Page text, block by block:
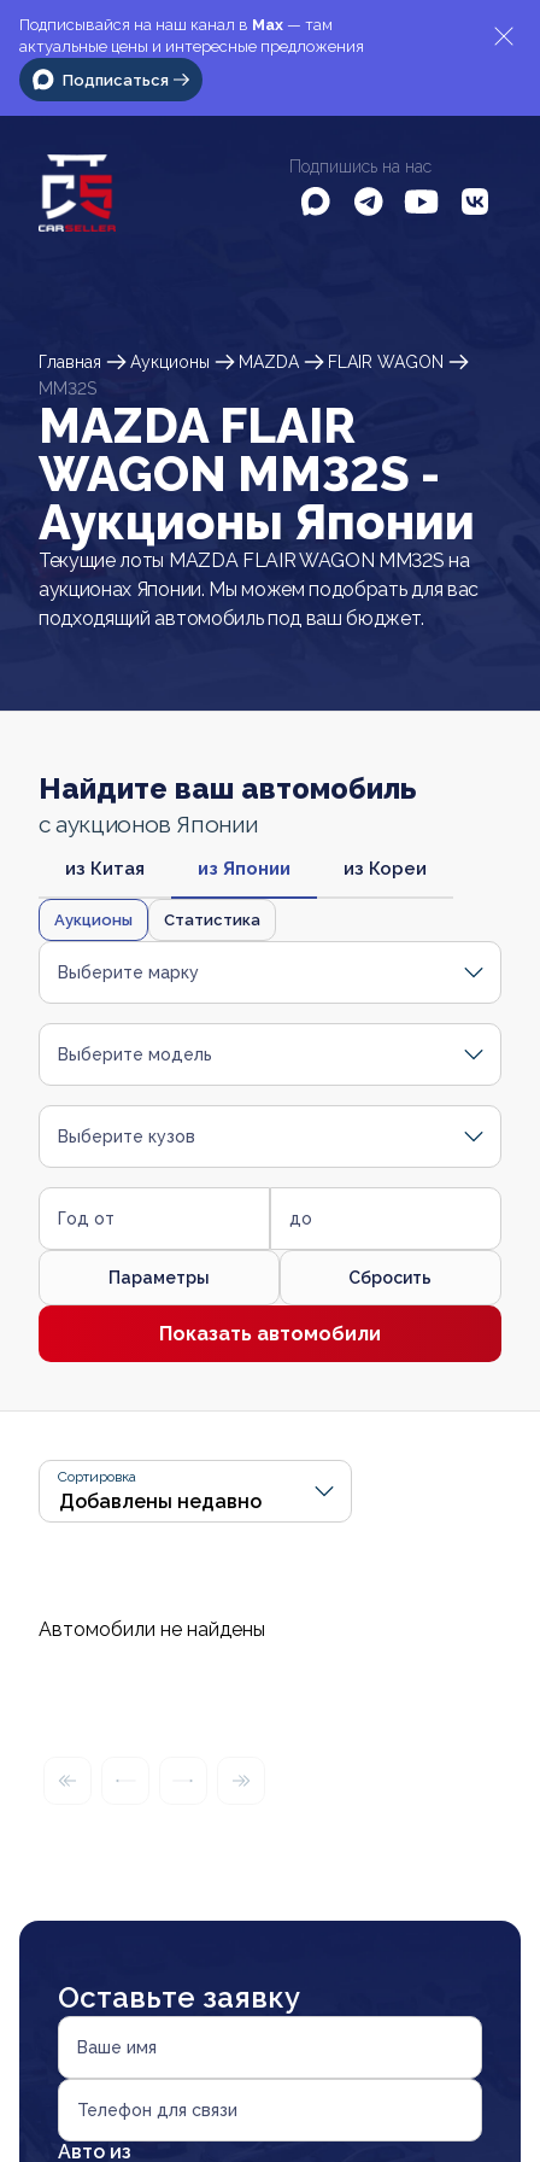
Подписывайся на наш канал в Max — там
актуальные цены и интересные предложения
Подписаться
Подпишись на нас
Главная Аукционы MAZDA
FLAIR WAGON
MM32S
MAZDA FLAIR
WAGON MM32S -
Аукционы Японии
Текущие лоты MAZDA FLAIR WAGON MM32S на
аукционах Японии. Мы можем подобрать для вас
подходящий автомобиль под ваш бюджет.
Найдите ваш автомобиль
с аукционов Японии
из Китая из Японии из Кореи
Аукционы Статистика
Выберите марку
Выберите модель
Выберите кузов
Год от до
Параметры Сбросить
Показать автомобили
Сортировка
Автомобили не найдены
Оставьте заявку
Ваше имя
Телефон для связи
Авто из